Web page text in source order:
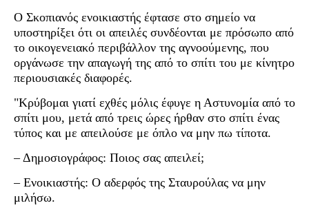
Ο Σκοπιανός ενοικιαστής έφτασε στο σημείο να
υποστηρίξει ότι οι απειλές συνδέονται με πρόσωπο από
το οικογενειακό περιβάλλον της αγνοούμενης, που
οργάνωσε την απαγωγή της από το σπίτι του με κίνητρο
περιουσιακές διαφορές.
"Κρύβομαι γιατί εχθές μόλις έφυγε η Αστυνομία από το
σπίτι μου, μετά από τρεις ώρες ήρθαν στο σπίτι ένας
τύπος και με απειλούσε με όπλο να μην πω τίποτα.
– Δημοσιογράφος: Ποιος σας απειλεί;
– Ενοικιαστής: Ο αδερφός της Σταυρούλας να μην
μιλήσω.